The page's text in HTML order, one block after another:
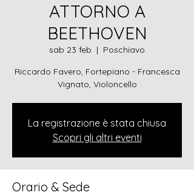
ATTORNO A
BEETHOVEN
sab 23 feb
  |
Poschiavo
Riccardo Favero, Fortepiano - Francesca
Vignato, Violoncello
La registrazione è stata chiusa
Scopri gli altri eventi
Orario & Sede